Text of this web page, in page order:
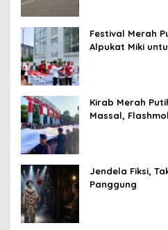
Festival Merah
Alpukat Miki
Kirab Merah
Massal,
Jendela Fiksi,
Panggung